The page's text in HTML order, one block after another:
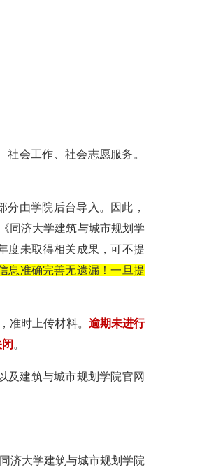
会工作、社会志愿服务。
由学院后台导入。因此，
同济大学建筑与城市规划学
度未取得相关成果，可不提
息准确完善无遗漏！一旦提
准时上传材料。 逾期未进行
。
及建筑与城市规划学院官网
同济大学建筑与城市规划学院